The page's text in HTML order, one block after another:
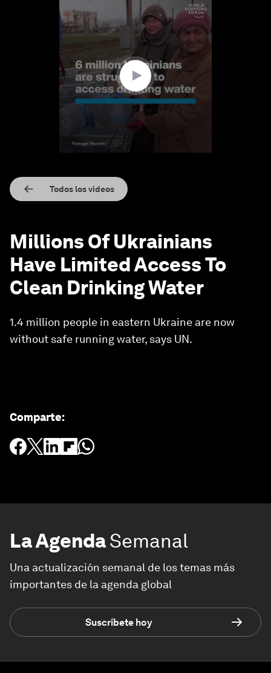
Todos los videos
Millions Of Ukrainians
Have Limited Access To
Clean Drinking Water
1.4 million people in eastern Ukraine are now
without safe running water, says UN.
Comparte:
La AgendaSemanal
Una actualización semanal de los temas más
importantes de la agenda global
Suscríbete hoy